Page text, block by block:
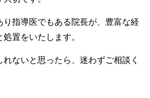
指導医でもある院長が、豊富な経
置をいたします。
ないと思ったら、迷わずご相談く